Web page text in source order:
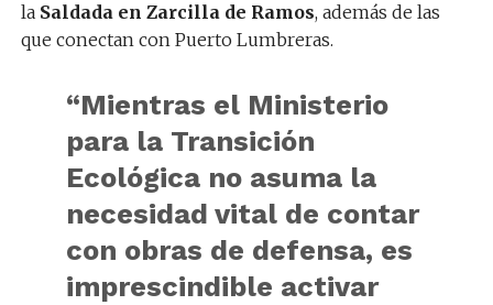
la Saldada en Zarcilla de Ramos, además de las
que conectan con Puerto Lumbreras.
“Mientras el Ministerio
para la Transición
Ecológica no asuma la
necesidad vital de contar
con obras de defensa, es
imprescindible activar